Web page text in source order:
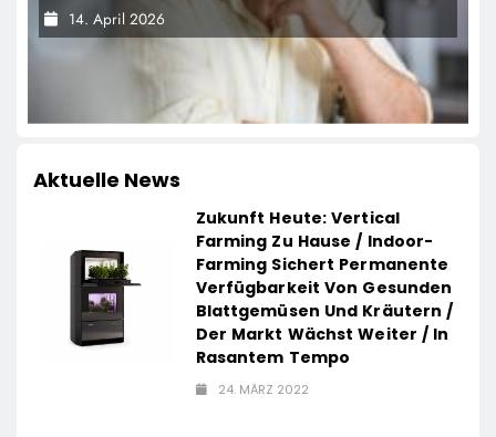
14. April 2026
Aktuelle News
Zukunft Heute: Vertical
Farming Zu Hause / Indoor-
Farming Sichert Permanente
Verfügbarkeit Von Gesunden
Blattgemüsen Und Kräutern /
Der Markt Wächst Weiter / In
Rasantem Tempo
24. MÄRZ 2022